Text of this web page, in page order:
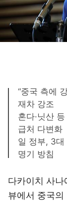
“중국 측에
재차 강조
혼다·닛산
급처 다변화
일 정부, 3대
명기 방침
다카이치 사나
뷰에서 중국의